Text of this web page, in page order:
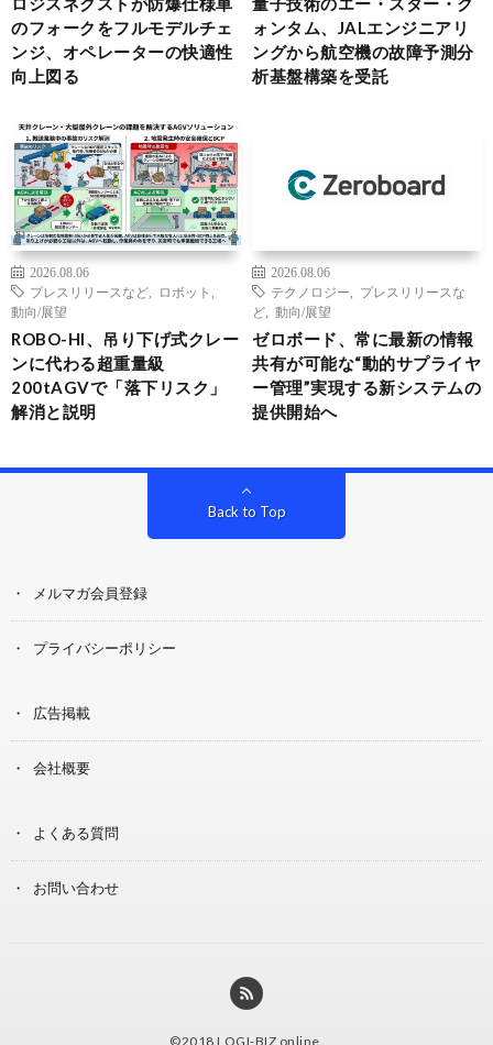
のフォークをフルモデルチェ
ンジ、オペレーターの快適性
向上図る
ォンタム、JALエンジニアリ
ングから航空機の故障予測分
析基盤構築を受託
2026.08.06
プレスリリースなど
ロボット
動向/展望
ROBO-HI、吊り下げ式クレー
ンに代わる超重量級
200tAGVで「落下リスク」
解消と説明
2026.08.06
テクノロジー
プレスリリースな
ど
動向/展望
ゼロボード、常に最新の情報
共有が可能な“動的サプライヤ
ー管理”実現する新システムの
提供開始へ
Back to Top
メルマガ会員登録
プライバシーポリシー
広告掲載
会社概要
よくある質問
お問い合わせ
©2018 LOGI-BIZ online